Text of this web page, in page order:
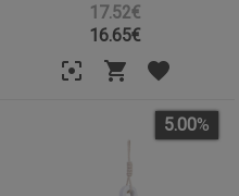
17.52€
16.65€
5.00%